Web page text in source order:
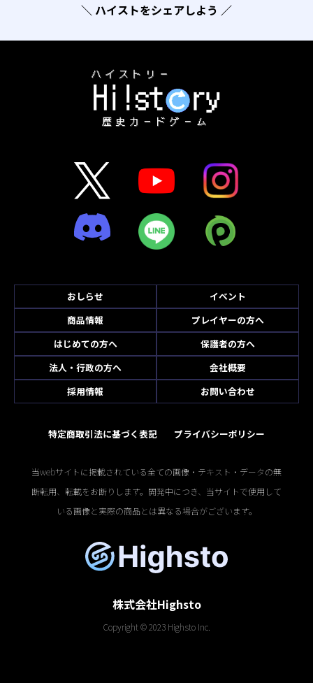
＼ ハイストをシェアしよう ／
おしらせ
イベント
商品情報
プレイヤーの方へ
はじめての方へ
保護者の方へ
法人・行政の方へ
会社概要
採用情報
お問い合わせ
特定商取引法に基づく表記 プライバシーポリシー
当webサイトに掲載されている全ての画像・テキスト・データの無
断転用、転載をお断りします。開発中につき、当サイトで使用して
いる画像と実際の商品とは異なる場合がございます。
株式会社Highsto
Copyright © 2023 Highsto Inc.